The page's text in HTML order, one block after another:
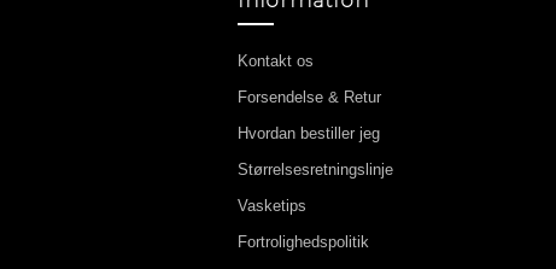
Kontakt os
Forsendelse & Retur
Hvordan bestiller jeg
Størrelsesretningslinje
Vasketips
Fortrolighedspolitik